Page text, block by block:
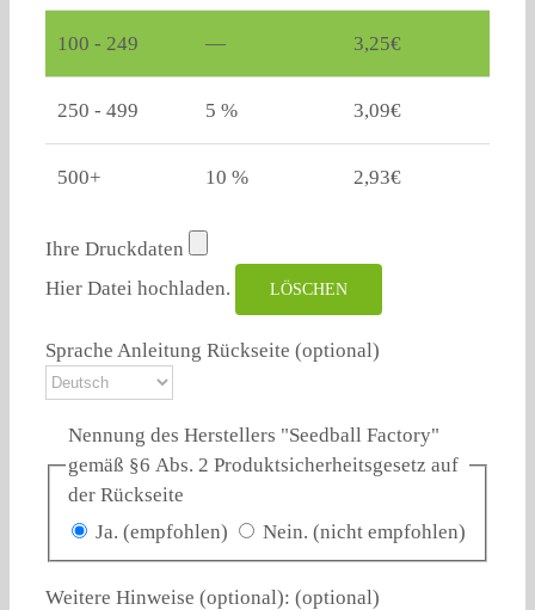
100 - 249 — 3,25€
250 - 499 5 % 3,09€
500+ 10 % 2,93€
Ihre Druckdaten
Hier Datei hochladen.
LÖSCHEN
Sprache Anleitung Rückseite (optional)
Nennung des Herstellers "Seedball Factory"
gemäß §6 Abs. 2 Produktsicherheitsgesetz auf
der Rückseite
Ja. (empfohlen)
Nein. (nicht empfohlen)
Weitere Hinweise (optional): (optional)